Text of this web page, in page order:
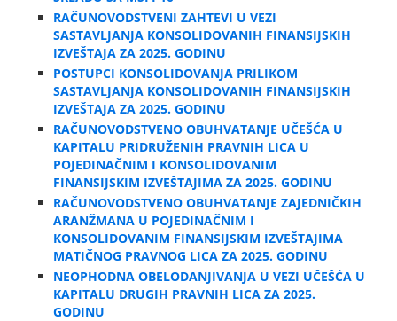
RAČUNOVODSTVENI ZAHTEVI U VEZI
SASTAVLJANJA KONSOLIDOVANIH FINANSIJSKIH
IZVEŠTAJA ZA 2025. GODINU
POSTUPCI KONSOLIDOVANJA PRILIKOM
SASTAVLJANJA KONSOLIDOVANIH FINANSIJSKIH
IZVEŠTAJA ZA 2025. GODINU
RAČUNOVODSTVENO OBUHVATANJE UČEŠĆA U
KAPITALU PRIDRUŽENIH PRAVNIH LICA U
POJEDINAČNIM I KONSOLIDOVANIM
FINANSIJSKIM IZVEŠTAJIMA ZA 2025. GODINU
RAČUNOVODSTVENO OBUHVATANJE ZAJEDNIČKIH
ARANŽMANA U POJEDINAČNIM I
KONSOLIDOVANIM FINANSIJSKIM IZVEŠTAJIMA
MATIČNOG PRAVNOG LICA ZA 2025. GODINU
NEOPHODNA OBELODANJIVANJA U VEZI UČEŠĆA U
KAPITALU DRUGIH PRAVNIH LICA ZA 2025.
GODINU